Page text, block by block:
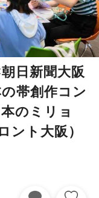
日新聞大阪
帯創作コン
のミリョ
ント大阪）